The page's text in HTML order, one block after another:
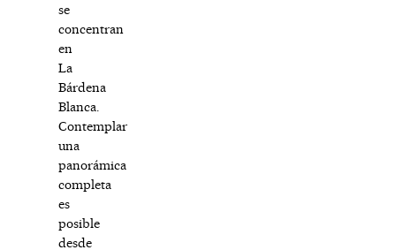
se
concentran
en
La
Bárdena
Blanca.
Contemplar
una
panorámica
completa
es
posible
desde